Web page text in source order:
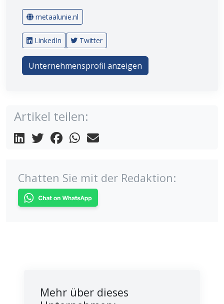
metaalunie.nl
LinkedIn Twitter
Unternehmensprofil anzeigen
Artikel teilen:
Chatten Sie mit der Redaktion:
Mehr über dieses